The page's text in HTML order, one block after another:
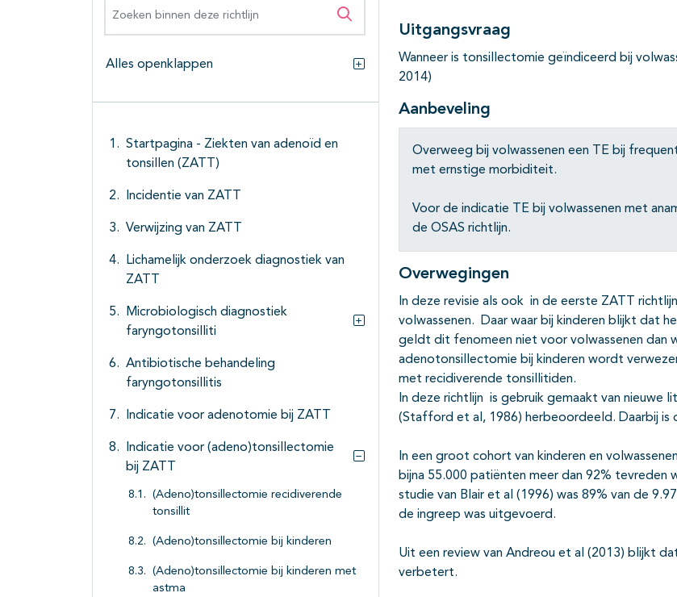
Zoeken binnen deze richtlijn
Alles openklappen
Alles openklappen
Startpagina - Ziekten van adenoïd en
tonsillen (ZATT)
Incidentie van ZATT
Verwijzing van ZATT
Lichamelijk onderzoek diagnostiek van
ZATT
Microbiologisch diagnostiek
faryngotonsilliti
Subpagina's open- en dichtklappen
Antibiotische behandeling
faryngotonsillitis
Indicatie voor adenotomie bij ZATT
Indicatie voor (adeno)tonsillectomie
bij ZATT
Subpagina's open- en dichtklappen
(Adeno)tonsillectomie recidiverende
tonsillit
(Adeno)tonsillectomie bij kinderen
(Adeno)tonsillectomie bij kinderen met
astma
Uitgangsvraag
Wanneer is tonsillectomie geïndiceerd bij
2014)
Aanbeveling
Overweeg bij volwassenen een TE bij
met ernstige morbiditeit.
Voor de indicatie TE bij volwassenen met
de OSAS richtlijn.
Overwegingen
In deze revisie als ook in de eerste ZATT
volwassenen. Daar waar bij kinderen blijkt dat
geldt dit fenomeen niet voor volwassenen dan
adenotonsillectomie bij kinderen wordt
met recidiverende tonsillitiden.
In deze richtlijn is gebruik gemaakt van nieuwe
(Stafford et al, 1986) herbeoordeeld. Daarbij
In een groot cohort van kinderen en
bijna 55.000 patiënten meer dan 92% tevreden
studie van Blair et al (1996) was 89% van de
de ingreep was uitgevoerd.
Uit een review van Andreou et al (2013) blijkt
verbetert.